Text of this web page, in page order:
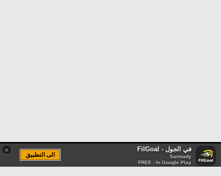
× في الجول - FilGoal
Sarmady
FREE - In Google Play
الى التطبيق